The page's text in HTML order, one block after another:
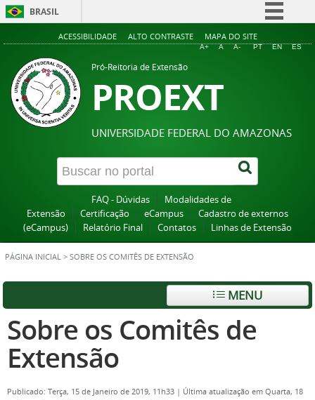
BRASIL
Simplifique!
Acesso à informação
ACESSIBILIDADE ALTO CONTRASTE MAPA DO SITE
A+ A A- PT EN ES
Pró-Reitoria de Extensão
PROEXT
UNIVERSIDADE FEDERAL DO AMAZONAS
FAQ - Dúvidas
Modalidades de
Extensão
Certificação eCampus
Cadastro de externos
(eCampus)
Relatório Final Contatos Linhas de Extensão
PÁGINA INICIAL > SOBRE OS COMITÊS DE EXTENSÃO
MENU
Sobre os Comitês de
Extensão
Publicado: Terça, 15 de Janeiro de 2019, 11h33 | Última atualização em Quarta, 18